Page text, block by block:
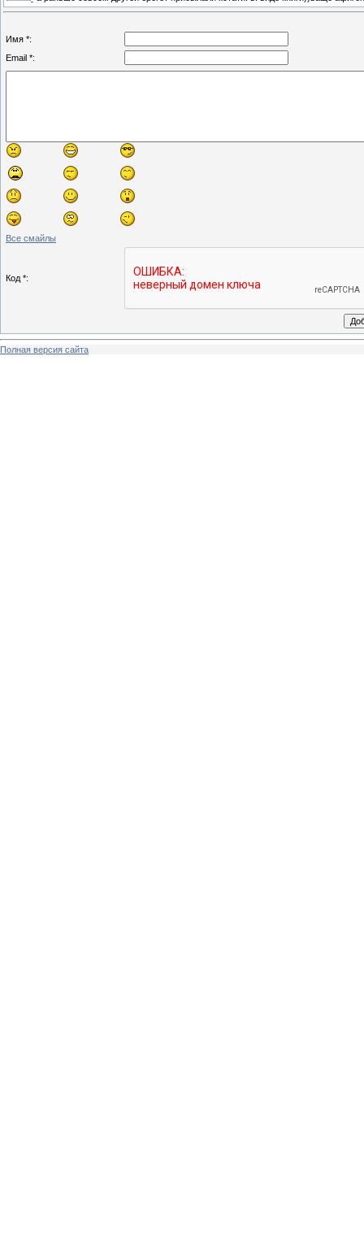
Имя *:
Email *:
Все смайлы
Код *:
Полная версия сайта